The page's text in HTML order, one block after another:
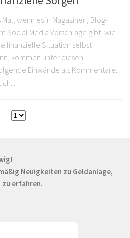
wenn es in Magazinen, Blog-
Social Media Vorschläge gibt, wie
finanzielle Situation selbst
kommen unter diesen
Einwände als Kommentare:
Neuigkeiten zu Geldanlage,
zu erfahren.